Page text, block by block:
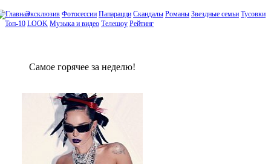
Эксклюзив Фотосессии Папарацци Скандалы Романы Звездные семьи Тусовки
Топ-10 LOOK Музыка и видео Телешоу Рейтинг
Сaмое гoрячее за неделю!